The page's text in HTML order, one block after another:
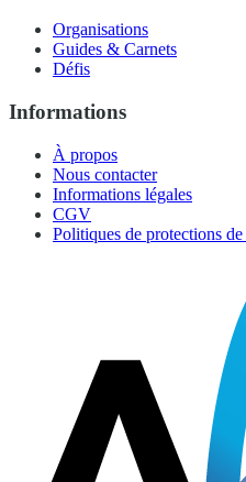
Organisations
Guides & Carnets
Défis
Informations
À propos
Nous contacter
Informations légales
CGV
Politiques de protections